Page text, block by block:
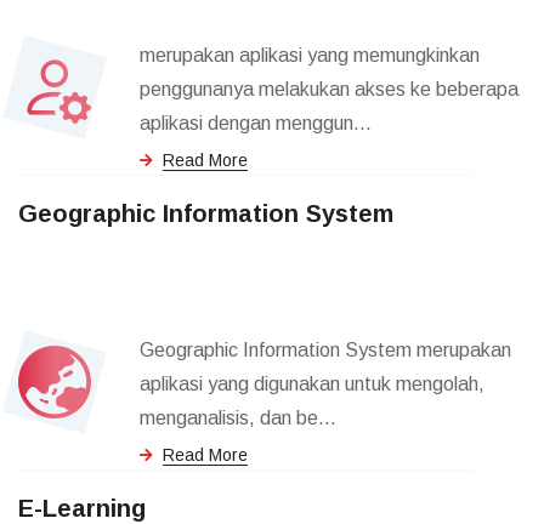
merupakan aplikasi yang memungkinkan
penggunanya melakukan akses ke beberapa
aplikasi dengan menggun...
Read More
Geographic Information System
Geographic Information System merupakan
aplikasi yang digunakan untuk mengolah,
menganalisis, dan be...
Read More
E-Learning